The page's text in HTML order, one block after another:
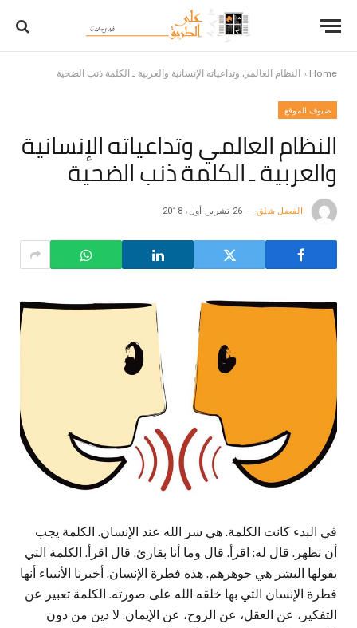
Home
» النظام العالمي وتداعياته الإنسانية والعربية ـ الكلمة ذنب الضحية
ضيوف الموقع
النظام العالمي وتداعياته الإنسانية
والعربية ـ الكلمة ذنب الضحية
الفضل شلق 26 تشرين أول، 2018
في البدء كانت الكلمة. هي سر الله عند الإنسان. الكلمة يجب
أن تظهر. قال له: اقرأ. قال وما أنا بقارئ. قال اقرأ. الكلمة التي
يقولها البشر هي جوهرهم. هذه فطرة الإنسان. أخبرنا الأنبياء أنها
فطرة الإنسان التي بها خلقه الله على صورته. الكلمة تعبير عن
التفكير، عن العقل، عن الروح، عن الإيمان. لا دين من دون